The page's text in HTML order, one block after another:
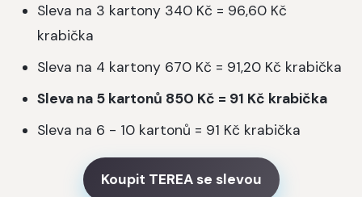
Sleva na 3 kartony 340 Kč = 96,60 Kč
krabička
Sleva na 4 kartony 670 Kč = 91,20 Kč krabička
Sleva na 5 kartonů 850 Kč = 91 Kč krabička
Sleva na 6 - 10 kartonů = 91 Kč krabička
Koupit TEREA se slevou